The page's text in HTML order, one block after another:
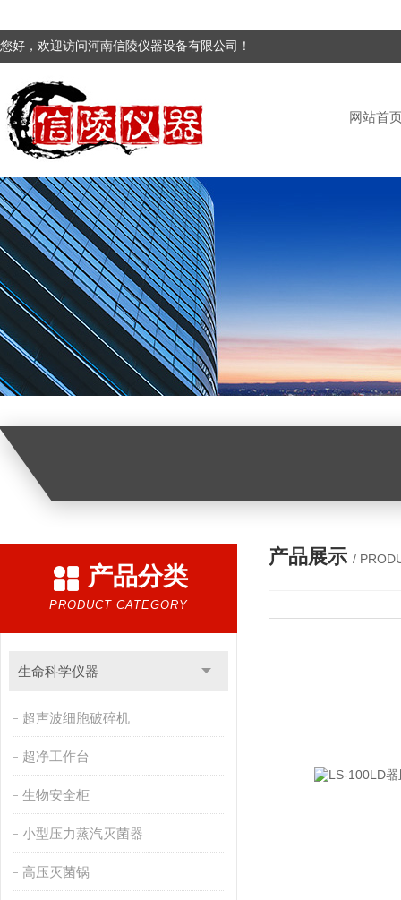
您好，欢迎访问河南信陵仪器设备有限公司！
网站首
产品分类
PRODUCT CATEGORY
生命科学仪器
超声波细胞破碎机
超净工作台
生物安全柜
小型压力蒸汽灭菌器
高压灭菌锅
产品展示 /